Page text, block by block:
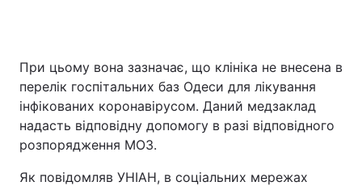
При цьому вона зазначає, що клініка не внесена в
перелік госпітальних баз Одеси для лікування
інфікованих коронавірусом. Даний медзаклад
надасть відповідну допомогу в разі відповідного
розпорядження МОЗ.
Як повідомляв УНІАН, в соціальних мережах